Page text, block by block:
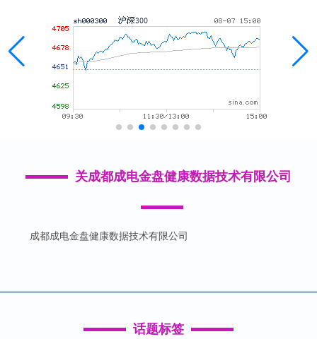
关成都成电金盘健康数据技术有限公司
成都成电金盘健康数据技术有限公司
话题标签